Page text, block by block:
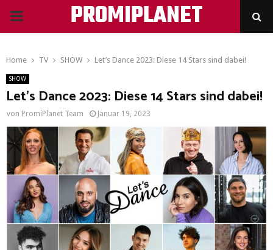
PRIMARY
PROMIPLANET
Home TV SHOW Let’s Dance 2023: Diese 14 Stars sind dabei!
SHOW
Let’s Dance 2023: Diese 14 Stars sind dabei!
von PromiPlanet Team Januar 19, 2023